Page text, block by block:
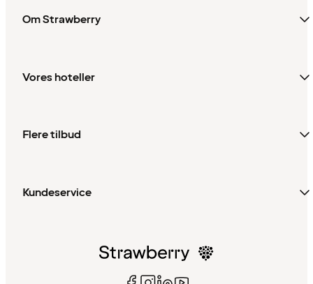
Om Strawberry
Vores hoteller
Flere tilbud
Kundeservice